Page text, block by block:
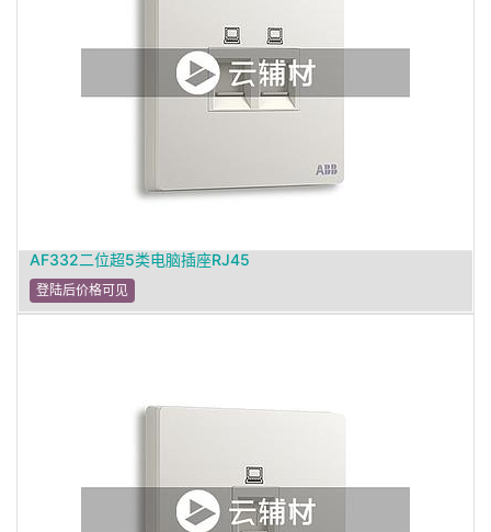
AF332二位超5类电脑插座RJ45
登陆后价格可见